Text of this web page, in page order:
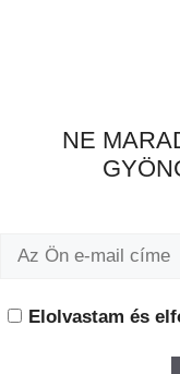
NE
Elolvastam és